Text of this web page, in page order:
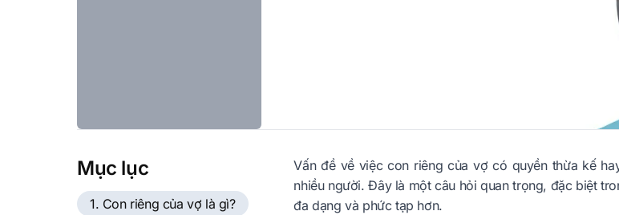
Mục lục
1. Con riêng của vợ là gì?
Vấn đề về việc con riêng của vợ có quyền thừa kế
nhiều người. Đây là một câu hỏi quan trọng, đặc biệt
đa dạng và phức tạp hơn.